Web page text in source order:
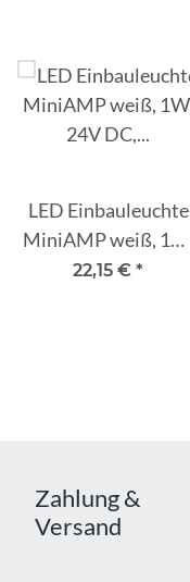
LED Einbauleuchte
MiniAMP weiß, 1W,
24V DC,
22,15 € *
Zahlung &
Versand